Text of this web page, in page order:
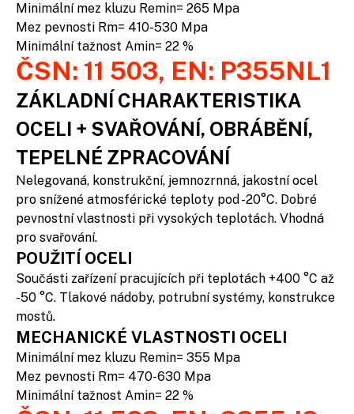
Minimální mez kluzu Remin= 265 Mpa
Mez pevnosti Rm= 410-530 Mpa
Minimální tažnost Amin= 22 %
ČSN: 11 503, EN: P355NL1
ZÁKLADNÍ CHARAKTERISTIKA
OCELI + SVAŘOVÁNÍ, OBRÁBĚNÍ,
TEPELNÉ ZPRACOVÁNÍ
Nelegovaná, konstrukční, jemnozrnná, jakostní ocel
pro snížené atmosférické teploty pod -20°C. Dobré
pevnostní vlastnosti při vysokých teplotách. Vhodná
pro svařování.
POUŽITÍ OCELI
Součásti zařízení pracujících při teplotách +400 °C až
-50 °C. Tlakové nádoby, potrubní systémy, konstrukce
mostů.
MECHANICKÉ VLASTNOSTI OCELI
Minimální mez kluzu Remin= 355 Mpa
Mez pevnosti Rm= 470-630 Mpa
Minimální tažnost Amin= 22 %